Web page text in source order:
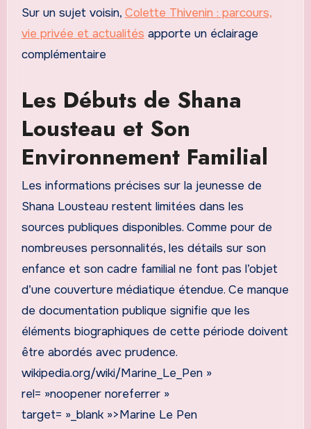
Sur un sujet voisin, Colette Thivenin : parcours,
vie privée et actualités apporte un éclairage
complémentaire
Les Débuts de Shana
Lousteau et Son
Environnement Familial
Les informations précises sur la jeunesse de
Shana Lousteau restent limitées dans les
sources publiques disponibles. Comme pour de
nombreuses personnalités, les détails sur son
enfance et son cadre familial ne font pas l’objet
d’une couverture médiatique étendue. Ce manque
de documentation publique signifie que les
éléments biographiques de cette période doivent
être abordés avec prudence.
wikipedia.org/wiki/Marine_Le_Pen »
rel= »noopener noreferrer »
target= »_blank »>Marine Le Pen